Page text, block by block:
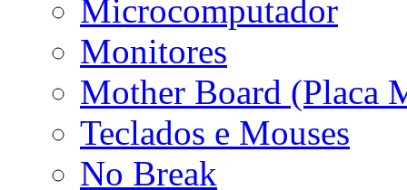
Microcomputador
Monitores
Mother Board (Placa
Teclados e Mouses
No Break